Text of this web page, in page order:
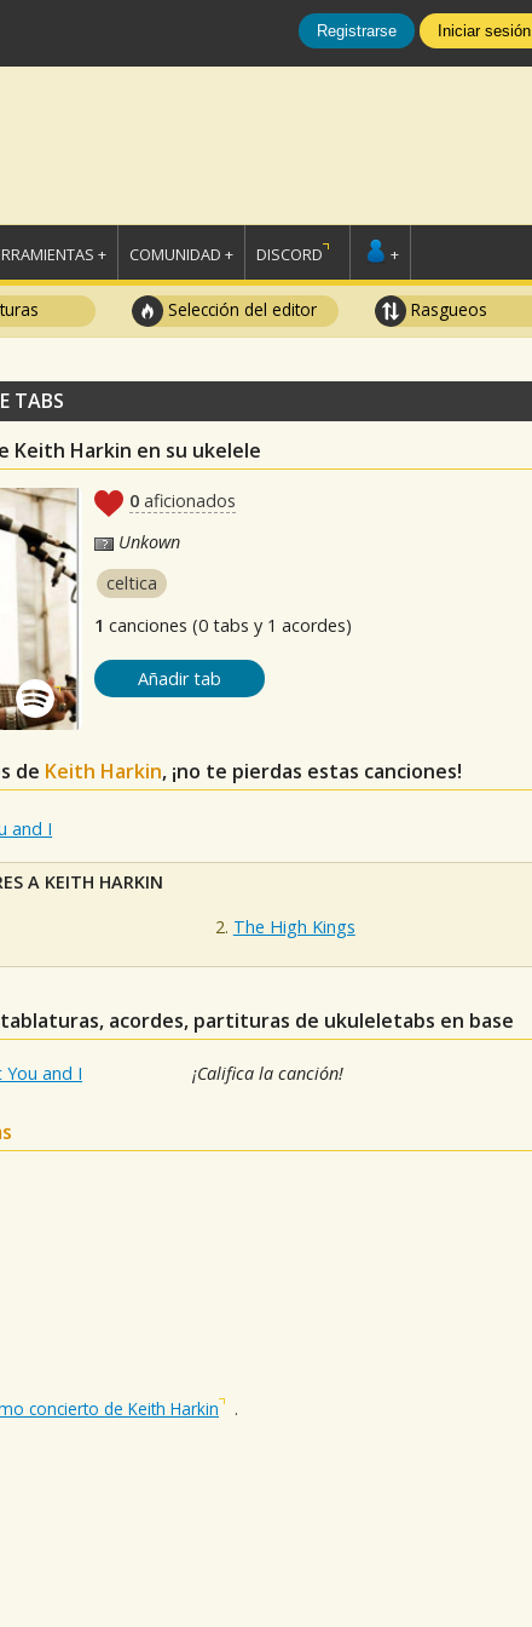
Registrarse Iniciar sesión
+ COMUNIDAD + DISCORD +
Selección del editor Rasgueos
TABS
Keith Harkin en su ukelele
0 aficionados
Unkown
celtica
1 canciones (0 tabs y 1 acordes)
Añadir tab
de Keith Harkin, ¡no te pierdas estas canciones!
and I
A KEITH HARKIN
The High Kings
tablaturas, acordes, partituras de ukuleletabs en base
and I ¡Califica la canción!
concierto de Keith Harkin .